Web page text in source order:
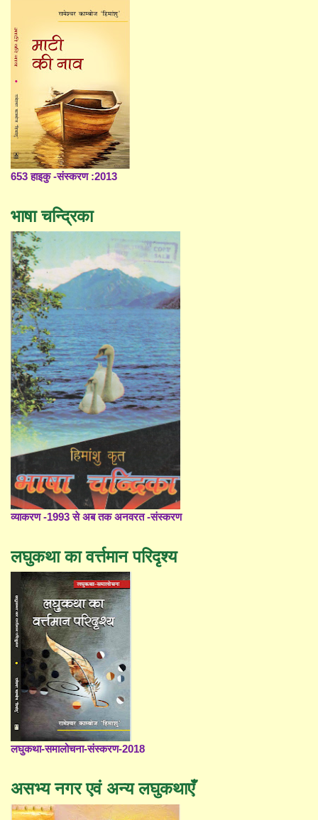
653 हाइकु -संस्करण :2013
भाषा चन्द्रिका
व्याकरण -1993 से अब तक अनवरत -संस्करण
लघुकथा का वर्त्तमान परिदृश्य
लघुकथा-समालोचना-संस्करण-2018
असभ्य नगर एवं अन्य लघुकथाएँ